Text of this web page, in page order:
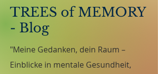
TREES of MEMORY
- Blog
"Meine Gedanken, dein Raum –
Einblicke in mentale Gesundheit,